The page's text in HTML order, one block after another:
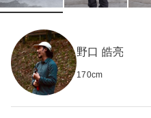
野口 皓亮
170cm